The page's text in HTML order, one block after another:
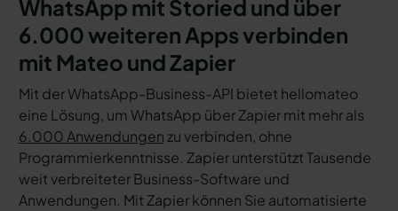
WhatsApp mit Storied und über
6.000 weiteren Apps verbinden
mit Mateo und Zapier
Mit der WhatsApp-Business-API bietet hellomateo
eine Lösung, um WhatsApp über Zapier mit mehr als
6.000 Anwendungenzu verbinden, ohne
Programmierkenntnisse. Zapier unterstützt Tausende
weit verbreiteter Business-Software und
Anwendungen. Mit Zapier können Sie automatisierte